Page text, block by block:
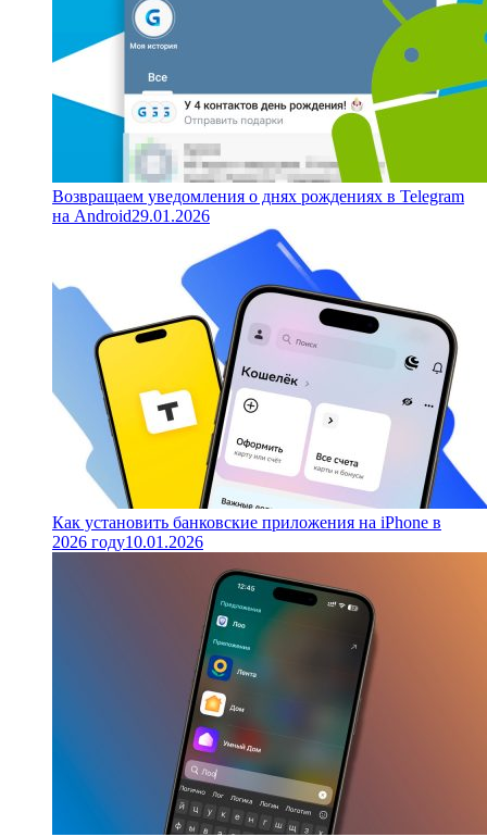
Возвращаем уведомления о днях рождениях в Telegram
на Android29.01.2026
Как установить банковские приложения на iPhone в
2026 году10.01.2026